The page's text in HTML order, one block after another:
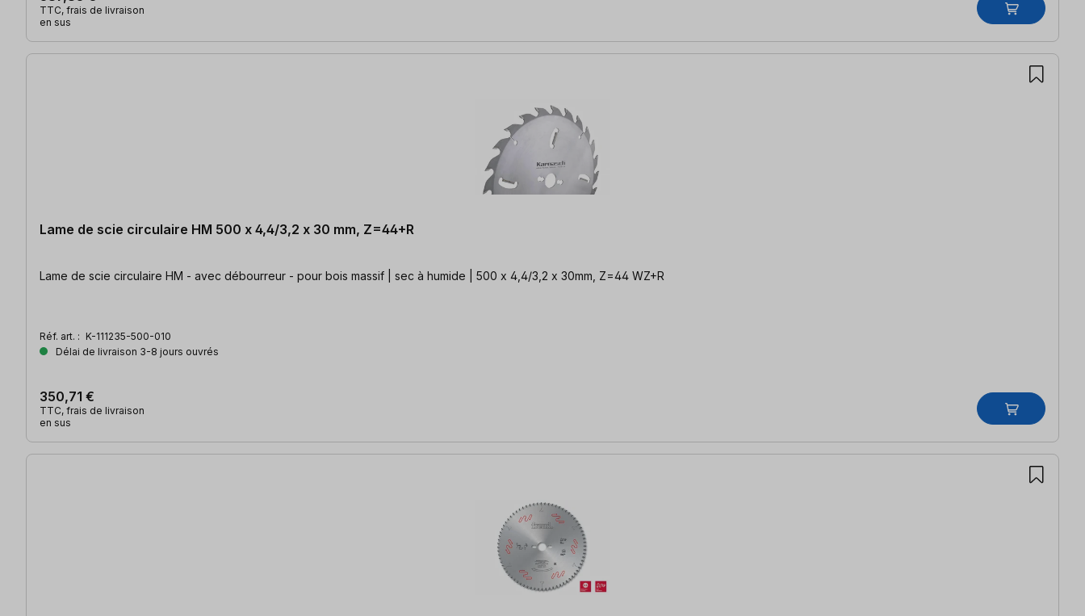
TTC, frais de livraison
en sus
Lame de scie circulaire HM 500 x 4,4/3,2 x 30 mm, Z=44+R
Lame de scie circulaire HM - avec débourreur - pour bois massif | sec à humide | 500 x 4,4/3,2 x 30mm, Z=44 WZ+R
Réf. art. : K-111235-500-010
Délai de livraison 3-8 jours ouvrés
350,71 €
TTC, frais de livraison
en sus